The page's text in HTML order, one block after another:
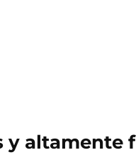
y altamente